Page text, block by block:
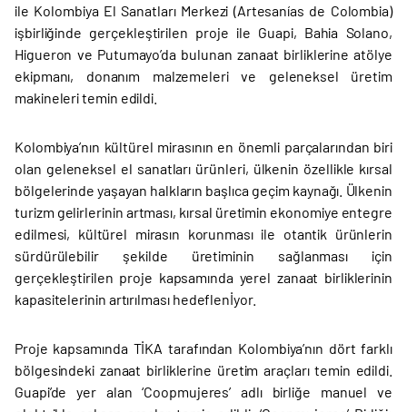
ile Kolombiya El Sanatları Merkezi (Artesanías de Colombia)
işbirliğinde gerçekleştirilen proje ile Guapi, Bahia Solano,
Higueron ve Putumayo’da bulunan zanaat birliklerine atölye
ekipmanı, donanım malzemeleri ve geleneksel üretim
makineleri temin edildi.
Kolombiya’nın kültürel mirasının en önemli parçalarından biri
olan geleneksel el sanatları ürünleri, ülkenin özellikle kırsal
bölgelerinde yaşayan halkların başlıca geçim kaynağı. Ülkenin
turizm gelirlerinin artması, kırsal üretimin ekonomiye entegre
edilmesi, kültürel mirasın korunması ile otantik ürünlerin
sürdürülebilir şekilde üretiminin sağlanması için
gerçekleştirilen proje kapsamında yerel zanaat birliklerinin
kapasitelerinin artırılması hedeflenİyor.
Proje kapsamında TİKA tarafından Kolombiya’nın dört farklı
bölgesindeki zanaat birliklerine üretim araçları temin edildi.
Guapi’de yer alan ‘Coopmujeres’ adlı birliğe manuel ve